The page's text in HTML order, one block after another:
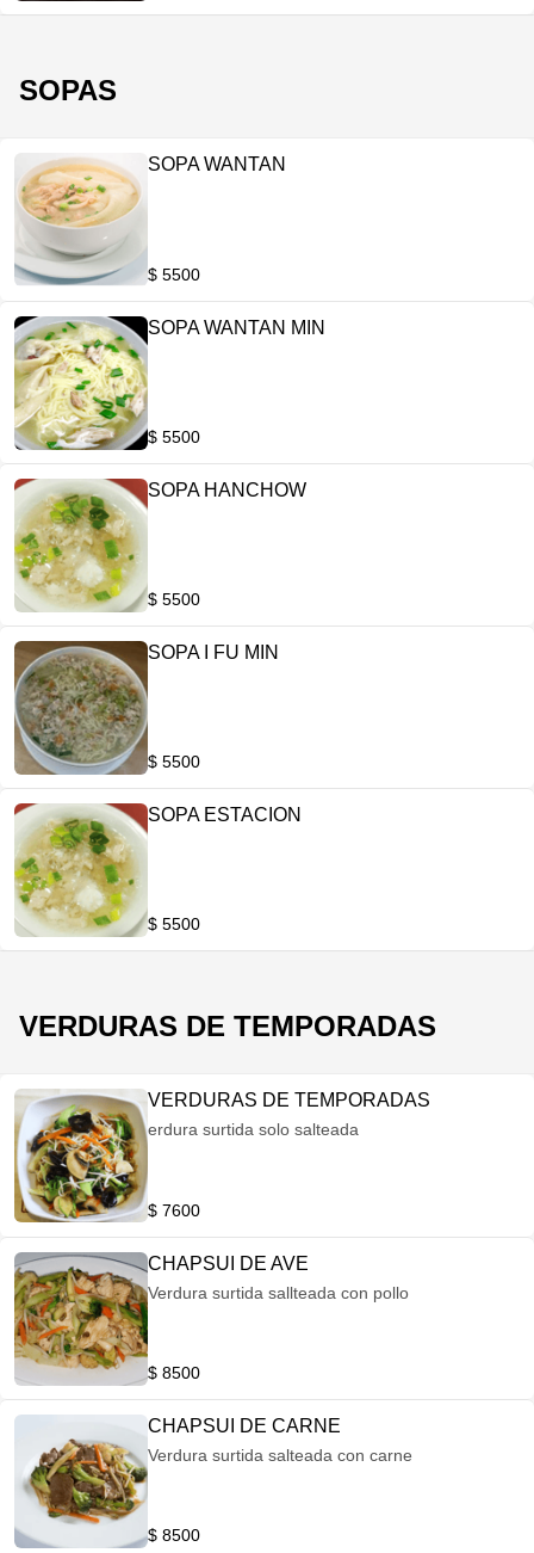
SOPAS
SOPA WANTAN
$ 5500
SOPA WANTAN MIN
$ 5500
SOPA HANCHOW
$ 5500
SOPA I FU MIN
$ 5500
SOPA ESTACION
$ 5500
VERDURAS DE TEMPORADAS
VERDURAS DE TEMPORADAS
erdura surtida solo salteada
$ 7600
CHAPSUI DE AVE
Verdura surtida sallteada con pollo
$ 8500
CHAPSUI DE CARNE
Verdura surtida salteada con carne
$ 8500